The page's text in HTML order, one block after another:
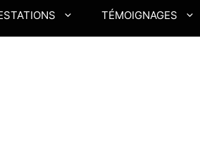
TÉMOIGNAGES